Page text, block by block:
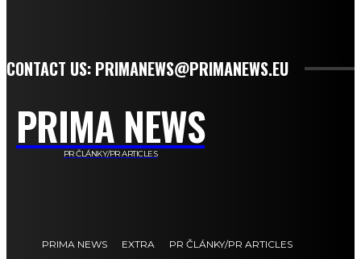
CONTACT US: PRIMANEWS@PRIMANEWS.EU
PRIMA NEWS
PR ČLÁNKY/PR ARTICLES
PRIMA NEWS EXTRA PR ČLÁNKY/PR ARTICLES